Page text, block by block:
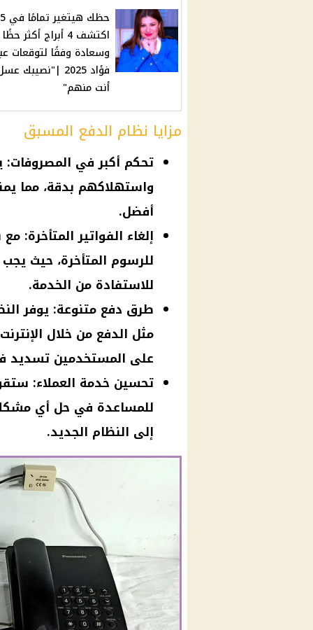
اكتشف 4 أبراج أكثر
وسعادة وفقًا لتوقعات
فؤاد 2025 |"نصيبك
أنت منهم"
مزايا نظام الدفع المسبق
تحكم أكبر في
واستهلاكهم بدقة، مما
أفضل.
إلغاء الفواتير
للرسوم المتأخرة، حيث
للاستفادة من الخدمة.
طرق دفع متنوعة: يوفر
مثل الدفع من خلال
على المستخدمين تسديد
تحسين خدمة العملاء:
للمساعدة في حل أي
إلى النظام الجديد.